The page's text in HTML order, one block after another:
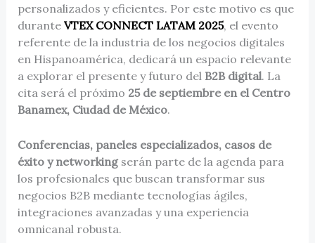
personalizados y eficientes. Por este motivo es que
durante VTEX CONNECT LATAM 2025, el evento
referente de la industria de los negocios digitales
en Hispanoamérica, dedicará un espacio relevante
a explorar el presente y futuro del B2B digital. La
cita será el próximo 25 de septiembre en el Centro
Banamex, Ciudad de México.
Conferencias, paneles especializados, casos de
éxito y networkingserán parte de la agenda para
los profesionales que buscan transformar sus
negocios B2B mediante tecnologías ágiles,
integraciones avanzadas y una experiencia
omnicanal robusta.